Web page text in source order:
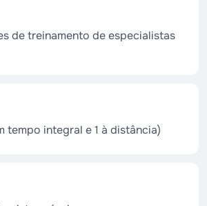
de treinamento de especialistas
tempo integral e 1 à distância)